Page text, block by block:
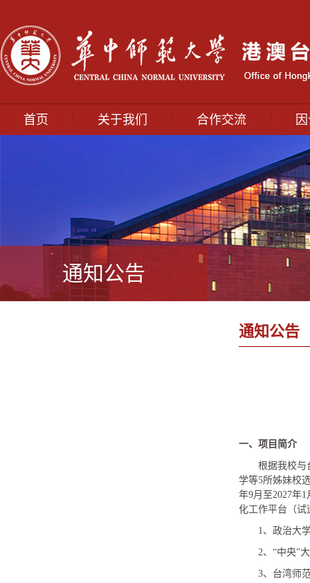
首页 关于我们 合作交流
通知公告
通知公告
一、项目简介
根据我校与
学等5所姊妹校
年9月至2027年
化工作平台（试
1、政治大
2、“中央”
3、台湾师